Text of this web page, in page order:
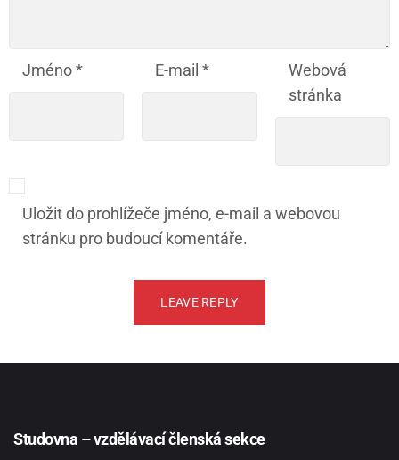
Jméno* E-mail*
Webová
stránka
Uložit do prohlížeče jméno, e-mail a webovou
stránku pro budoucí komentáře.
Studovna – vzdělávací členská sekce